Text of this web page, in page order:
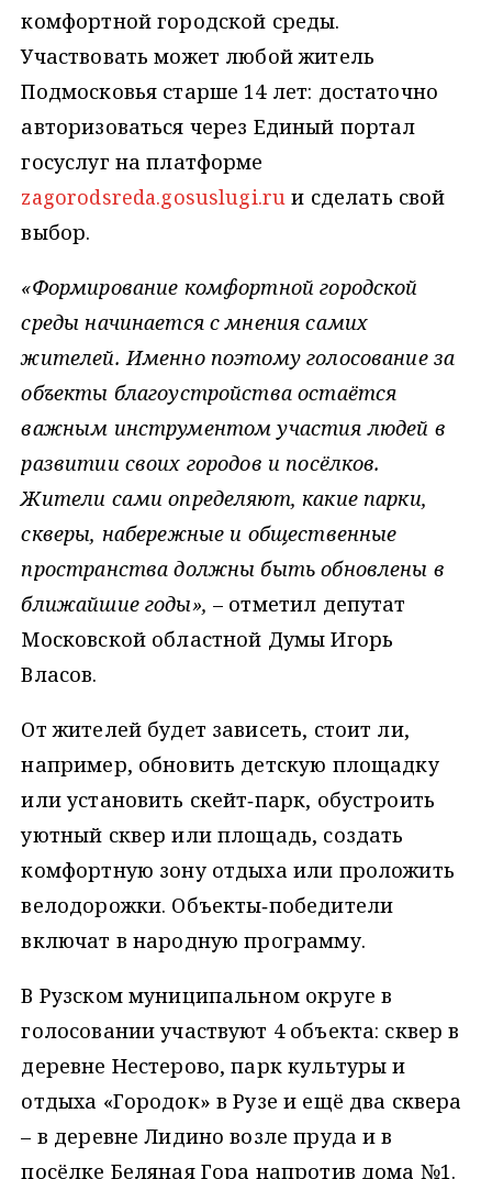
комфортной городской среды.
Участвовать может любой житель
Подмосковья старше 14 лет: достаточно
авторизоваться через Единый портал
госуслуг на платформе
zagorodsreda.gosuslugi.ru и сделать свой
выбор.
«Формирование комфортной городской
среды начинается с мнения самих
жителей. Именно поэтому голосование за
объекты благоустройства остаётся
важным инструментом участия людей в
развитии своих городов и посёлков.
Жители сами определяют, какие парки,
скверы, набережные и общественные
пространства должны быть обновлены в
ближайшие годы», – отметил депутат
Московской областной Думы Игорь
Власов.
От жителей будет зависеть, стоит ли,
например, обновить детскую площадку
или установить скейт‑парк, обустроить
уютный сквер или площадь, создать
комфортную зону отдыха или проложить
велодорожки. Объекты‑победители
включат в народную программу.
В Рузском муниципальном округе в
голосовании участвуют 4 объекта: сквер в
деревне Нестерово, парк культуры и
отдыха «Городок» в Рузе и ещё два сквера
– в деревне Лидино возле пруда и в
посёлке Беляная Гора напротив дома №1.